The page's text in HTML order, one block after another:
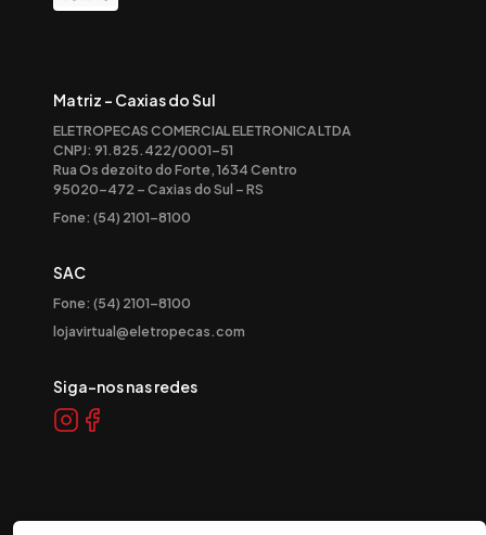
Matriz - Caxias do Sul
ELETROPECAS COMERCIAL ELETRONICA LTDA
CNPJ: 91.825.422/0001-51
Rua Os dezoito do Forte, 1634 Centro
95020-472 – Caxias do Sul – RS
Fone: (54) 2101-8100
SAC
Fone: (54) 2101-8100
lojavirtual@eletropecas.com
Siga-nos nas redes